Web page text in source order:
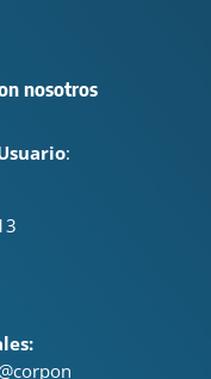
nosotros
: